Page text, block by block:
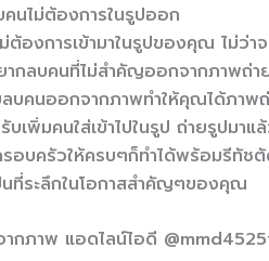
นไม่ต้องการในรูปออก
องการเข้ามาในรูปของคุณ ไม่ว่า
กลบคนที่ไม่สำคัญออกจากภาพถ่
บคนออกจากภาพทำให้คุณได้ภาพ
พิ่มคนใส่เข้าไปในรูป ถ่ายรูปมา
รอบครัวให้ครบๆก็ทำได้พร้อมรีทั
ที่ระลึกในโอกาสสำคัญๆของคุณ
กภาพ แอดไลน์ไอดี